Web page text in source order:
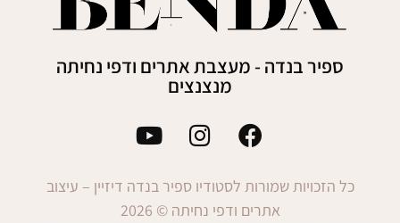
ספיר בנדה - מעצבת אתרים ודפי נחיתה
מנצנצים
כל הזכויות שמורות לסטודיו ספיר בנדה דיזיין – עיצוב
אתרים ודפי נחיתה © 2026